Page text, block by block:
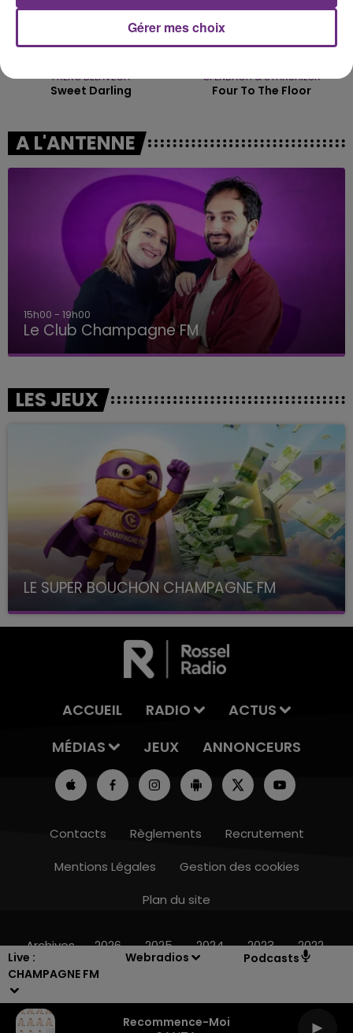
Live :
CHAMPAGNE FM
Webradios Podcasts
Recommence-Moi
FRERO DELAVEGA
Sweet Darling
OFENBACH & STARSAILOR
Four To The Floor
A L'ANTENNE
15h00 - 19h00
Le Club Champagne FM
LES JEUX
LE SUPER BOUCHON CHAMPAGNE FM
avec La Famille Champagne FM, à 8H10
ACCUEIL RADIO
ACTUS
MÉDIAS
JEUX ANNONCEURS
Contacts Règlements
Recrutement
Mentions Légales
Gestion des cookies
Plan du site
Archives 2026 2025 2024 2023 2022
Gérer mes choix